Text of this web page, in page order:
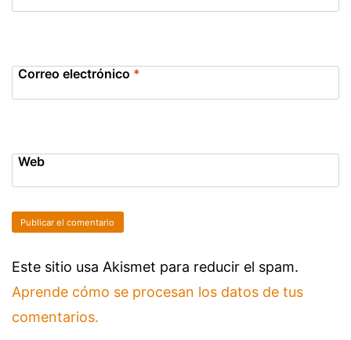
Correo electrónico *
Web
Este sitio usa Akismet para reducir el spam.
Aprende cómo se procesan los datos de tus
comentarios.